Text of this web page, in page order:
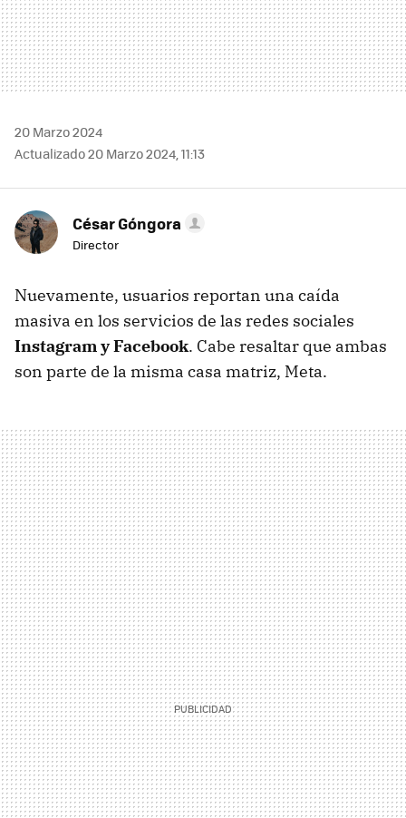
20 Marzo 2024
Actualizado 20 Marzo 2024, 11:13
César Góngora
Director
Nuevamente, usuarios reportan una caída
masiva en los servicios de las redes sociales
Instagram y Facebook. Cabe resaltar que ambas
son parte de la misma casa matriz, Meta.